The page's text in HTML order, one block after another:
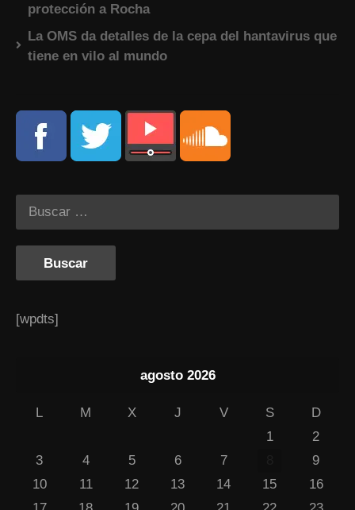
protección a Rocha
La OMS da detalles de la cepa del hantavirus que
tiene en vilo al mundo
[wpdts]
agosto 2026
L M X J V S
D
1
2
3
4 5 6 7
9
10
11 12 13 14 15
16